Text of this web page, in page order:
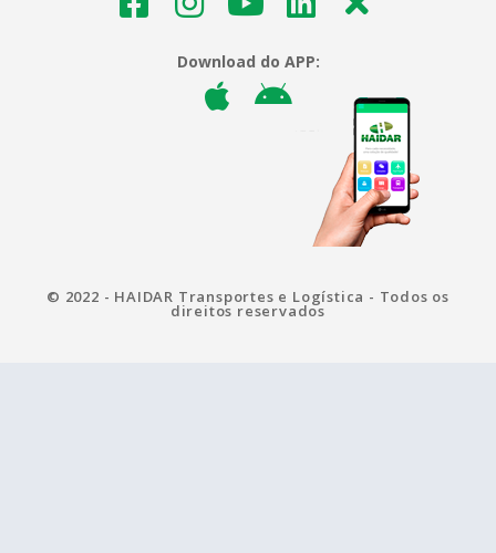
Download do APP:
© 2022 - HAIDAR Transportes e Logística - Todos os
direitos reservados